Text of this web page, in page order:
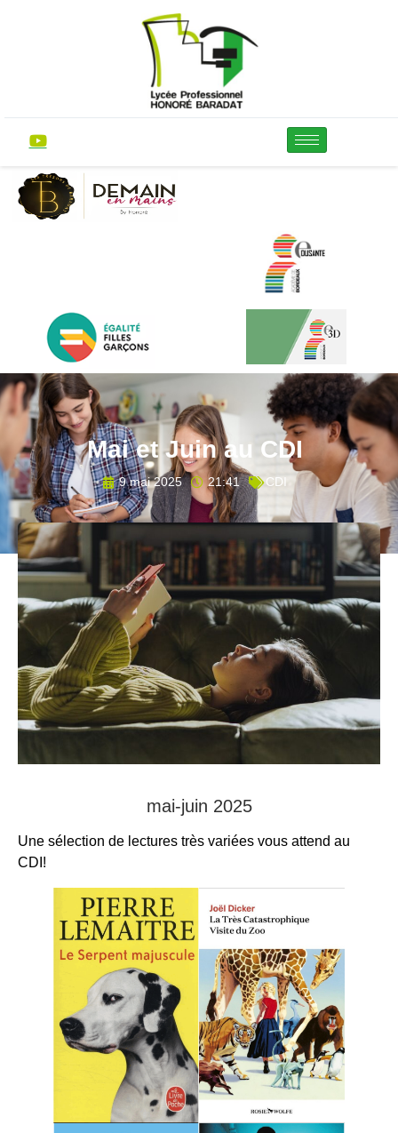
Mai et Juin au CDI
9 mai 2025 21:41 CDI
mai-juin 2025
Une sélection de lectures très variées vous attend au
CDI!